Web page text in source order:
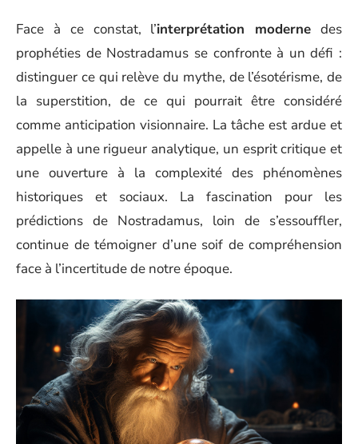
Face à ce constat, l’interprétation moderne des
prophéties de Nostradamus se confronte à un défi :
distinguer ce qui relève du mythe, de l’ésotérisme, de
la superstition, de ce qui pourrait être considéré
comme anticipation visionnaire. La tâche est ardue et
appelle à une rigueur analytique, un esprit critique et
une ouverture à la complexité des phénomènes
historiques et sociaux. La fascination pour les
prédictions de Nostradamus, loin de s’essouffler,
continue de témoigner d’une soif de compréhension
face à l’incertitude de notre époque.